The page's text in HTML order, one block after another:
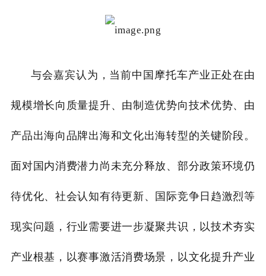
与会嘉宾认为，当前中国摩托车产业正处在由
规模增长向质量提升、由制造优势向技术优势、由
产品出海向品牌出海和文化出海转型的关键阶段。
面对国内消费潜力尚未充分释放、部分政策环境仍
待优化、社会认知有待更新、国际竞争日趋激烈等
现实问题，行业需要进一步凝聚共识，以技术夯实
产业根基，以赛事激活消费场景，以文化提升产业